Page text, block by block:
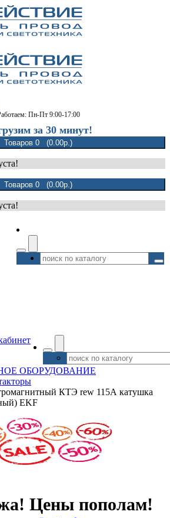
Пн-Пт 9:00-17:00
за 30 минут!
Товаров 0 (0.00р.)
Товаров 0 (0.00р.)
ОБОРУДОВАНИЕ
КТЭ rew 115А катушка
EKF
Цены пополам!